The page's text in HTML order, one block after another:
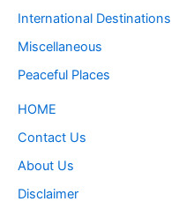
International Destinations
Miscellaneous
Peaceful Places
HOME
Contact Us
About Us
Disclaimer